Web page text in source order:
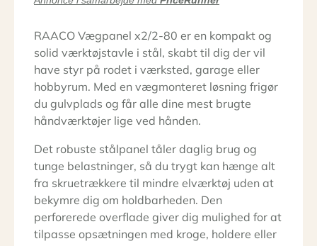
RAACO Vægpanel x2/2-80 er en kompakt og
solid værktøjstavle i stål, skabt til dig der vil
have styr på rodet i værksted, garage eller
hobbyrum. Med en vægmonteret løsning frigør
du gulvplads og får alle dine mest brugte
håndværktøjer lige ved hånden.
Det robuste stålpanel tåler daglig brug og
tunge belastninger, så du trygt kan hænge alt
fra skruetrækkere til mindre elværktøj uden at
bekymre dig om holdbarheden. Den
perforerede overflade giver dig mulighed for at
tilpasse opsætningen med kroge, holdere eller